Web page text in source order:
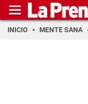
INICIO MENTE SANA